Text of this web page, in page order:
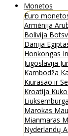
Monetos
Euro
Armėnija
Bolivija
Danija
Honkongas
Jugoslavija
Kambodža
Kiurasao ir
Kroatija
Marokas
Mianmaras
Nyderlandų